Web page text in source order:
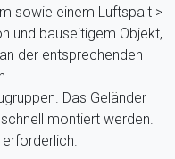
sowie einem Luftspalt >
und bauseitigem Objekt,
der entsprechenden
Das Geländer
montiert werden.